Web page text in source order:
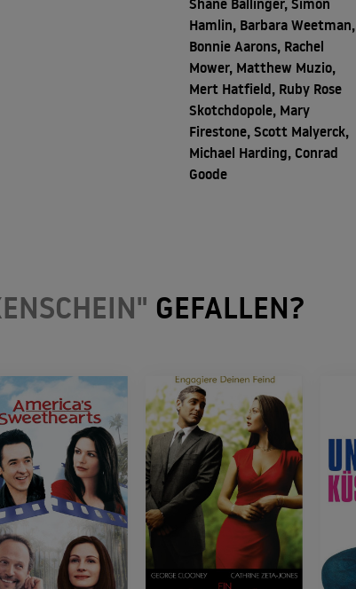
Hamlin, Barbara Weetman,
Bonnie Aarons, Rachel
Mower, Matthew Muzio,
Mert Hatfield, Ruby Rose
Skotchdopole, Mary
Firestone, Scott Malyerck,
Michael Harding, Conrad
Goode
GEFALLEN?